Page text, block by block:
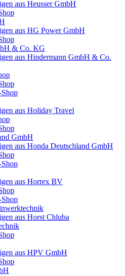
aus Heusser GmbH
aus HG Power GmbH
& Co. KG
aus Hindermann GmbH & Co.
aus Holiday Travel
GmbH
aus Honda Deutschland GmbH
aus Horrex BV
aus Horst Chluba
aus HPV GmbH